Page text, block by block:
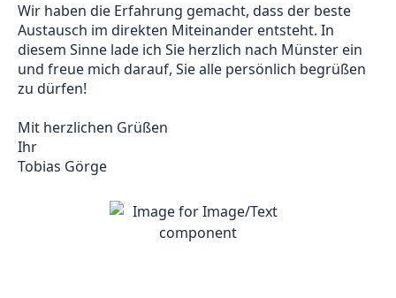
Wir haben die Erfahrung gemacht, dass der beste
Austausch im direkten Miteinander entsteht. In
diesem Sinne lade ich Sie herzlich nach Münster ein
und freue mich darauf, Sie alle persönlich begrüßen
zu dürfen!
Mit herzlichen Grüßen
Ihr
Tobias Görge